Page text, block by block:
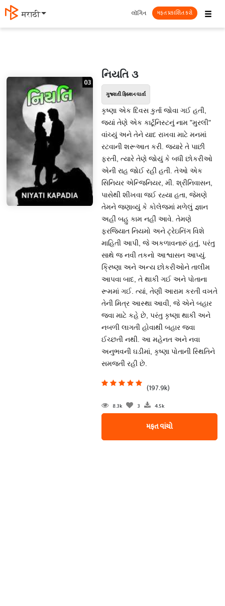
मराठी ☰
લૉગિન મફત પ્રકાશિત કરો
નિયતિ ૩
ગુજરાતી ફિક્શન વાર્તા
કૃષ્ણા એક દિવસ કુર્તા જોવા ગઈ હતી,
જ્યાં તેણે એક કાર્ટૂનિસ્ટનું નામ "મુરલી"
વાંચ્યું અને તેને યાદ રાખવા માટે મનમાં
રટવાની શરૂઆત કરી. જ્યારે તે પાછી
ફરતી, ત્યારે તેણે જોયું કે બધી છોકરીઓ
એની રાહ જોઈ રહી હતી. તેઓ એક
સિનિયર એન્જિનિયર, મી. શ્રીનિવાસન,
પાસેથી શીખવા જઈ રહ્યા હતા, જેમણે
તેમને જણાવ્યું કે કોલેજમાં મળેલું જ્ઞાન
અહીં બહુ કામ નહીં આવે. તેમણે
ફરજિયાત નિયમો અને ટ્રેઇનિંગ વિશે
માહિતી આપી, જે અકળાવનારું હતું, પરંતુ
સાથે જ નવી તકનો આશ્વાસન આપ્યું.
ક્રિષ્ણા અને અન્ય છોકરીઓને તાલીમ
આપવા બાદ, તે થાકી ગઈ અને પોતાના
રૂમમાં ગઈ. ત્યાં, તેણી આરામ કરતી વખતે
તેની મિત્ર આસ્થા આવી, જે એને બહાર
જવા માટે કહે છે, પરંતુ કૃષ્ણા થાકી અને
નબળી લાગતી હોવાથી બહાર જવા
ઈચ્છતી નથી. આ મહેનત અને નવા
અનુભવની ઘડીમાં, કૃષ્ણા પોતાની સ્થિતિને
સમજતી રહી છે.
(197.9k)
8.3k 3 4.5k
મફત વાંચો